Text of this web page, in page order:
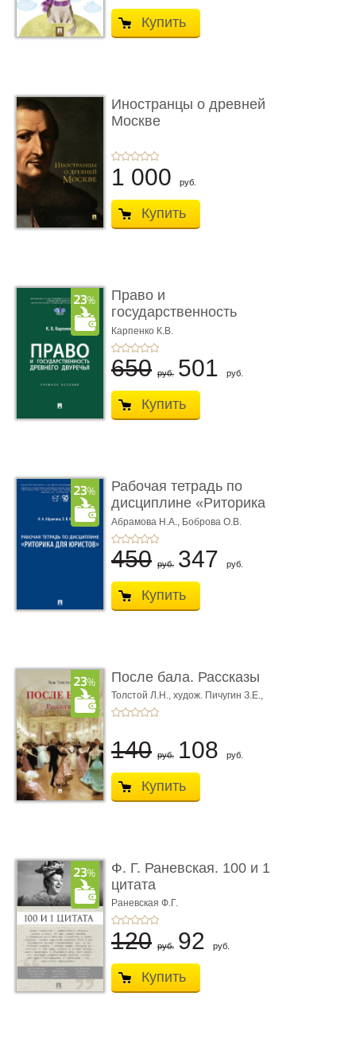
Купить
Иностранцы о древней
Москве
1 000 руб.
Купить
Право и
государственность
Древнего Двуречья. �
...
Карпенко К.В.
650 руб. 501 руб.
Купить
Рабочая тетрадь по
дисциплине «Риторика
для ю� ...
Абрамова Н.А., Боброва О.В.
450 руб. 347 руб.
Купить
После бала. Рассказы
Толстой Л.Н., худож. Пичугин З.Е.,
худож. Лебедев А.И.,
140 руб. 108 руб.
Купить
Ф. Г. Раневская. 100 и 1
цитата
Раневская Ф.Г.
120 руб. 92 руб.
Купить